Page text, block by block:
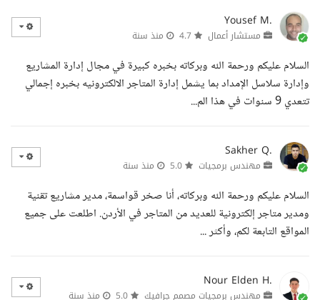
Yousef M.
مستشار أعمال منذ سنة
السلام عليكم ورحمة الله وبركاته بخبره كبيرة في مجال إدارة المشاريع
وإدارة سلاسل الإمداد بما يشمل إدارة المتاجر الالكترونيه بخبره إجمالي
تتعدي 9 سنوات في هذا الم...
Sakher Q.
مهندس برمجيات منذ سنة
السلام عليكم ورحمة الله وبركاته، أنا صخر قواسمة، مدير مشاريع تقنية
ومدير متاجر إلكترونية للعديد من المتاجر في الأردن. اطلعت على جميع
المواقع التابعة لكم، وأكثر ...
Nour Elden H.
مهندس برمجيات مصمم جرافيك منذ سنة